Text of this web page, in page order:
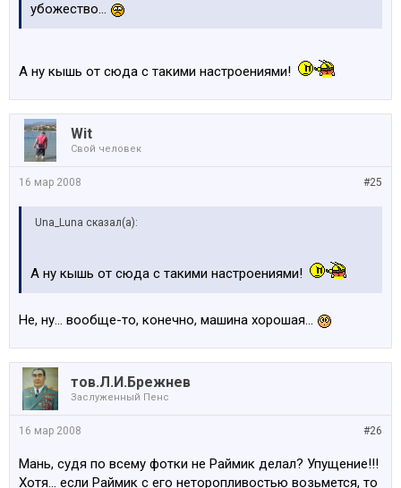
убожество...
А ну кышь от сюда с такими настроениями!
Wit
Свой человек
#25
16 мар 2008
Una_Luna сказал(а):
А ну кышь от сюда с такими настроениями!
Не, ну... вообще-то, конечно, машина хорошая...
тов.Л.И.Брежнев
Заслуженный Пенс
#26
16 мар 2008
Мань, судя по всему фотки не Раймик делал? Упущение!!!
Хотя... если Раймик с его неторопливостью возьмется, то